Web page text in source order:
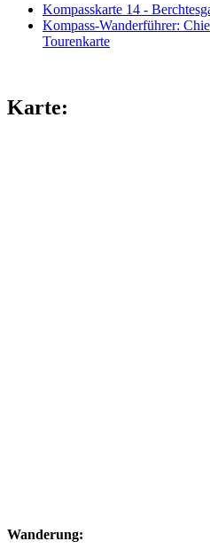
Kompasskarte 14 -
Kompass-Wanderführer:
Tourenkarte
Karte:
Wanderung: